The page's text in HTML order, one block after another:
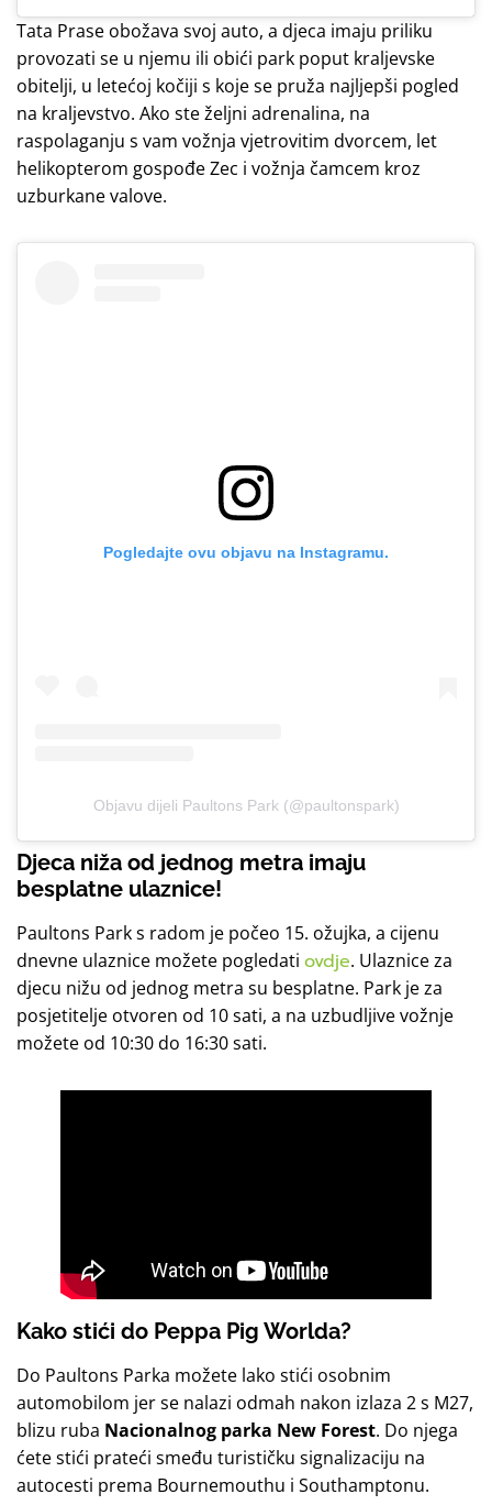
Tata Prase obožava svoj auto, a djeca imaju priliku
provozati se u njemu ili obići park poput kraljevske
obitelji, u letećoj kočiji s koje se pruža najljepši pogled
na kraljevstvo. Ako ste željni adrenalina, na
raspolaganju s vam vožnja vjetrovitim dvorcem, let
helikopterom gospođe Zec i vožnja čamcem kroz
uzburkane valove.
Pogledajte ovu objavu na Instagramu.
Objavu dijeli Paultons Park (@paultonspark)
Djeca niža od jednog metra imaju
besplatne ulaznice!
Paultons Park s radom je počeo 15. ožujka, a cijenu
dnevne ulaznice možete pogledati ovdje. Ulaznice za
djecu nižu od jednog metra su besplatne. Park je za
posjetitelje otvoren od 10 sati, a na uzbudljive vožnje
možete od 10:30 do 16:30 sati.
Kako stići do Peppa Pig Worlda?
Do Paultons Parka možete lako stići osobnim
automobilom jer se nalazi odmah nakon izlaza 2 s M27,
blizu ruba Nacionalnog parka New Forest. Do njega
ćete stići prateći smeđu turističku signalizaciju na
autocesti prema Bournemouthu i Southamptonu.